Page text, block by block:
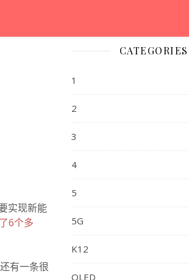
实现新能
6个多
有一条很
CATEGORIES
1
2
3
4
5
5G
K12
OLED